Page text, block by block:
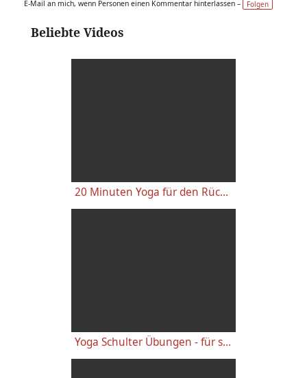
E-Mail an mich, wenn Personen einen Kommentar hinterlassen – Folgen
Beliebte Videos
20 Minuten Yoga für den Rücken - Anfänger-Level
Yoga Schulter Übungen - für starke gesunde Schultern, gegen Schulterschmerzen